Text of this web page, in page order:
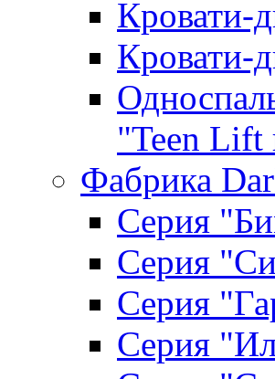
Кровати-
Кровати-
"Teen Lift
Фабрика
Серия
Серия
Серия
Серия